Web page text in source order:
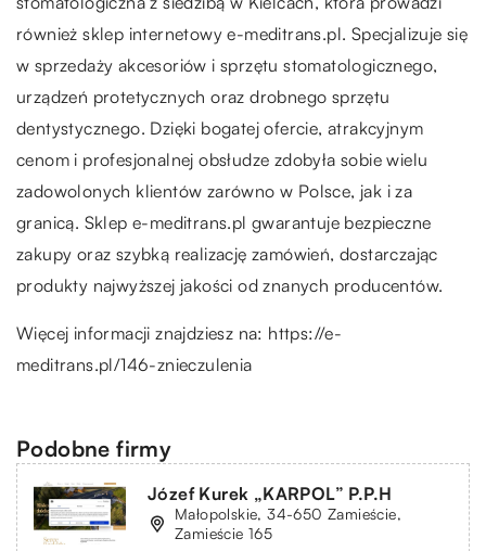
również sklep internetowy e-meditrans.pl. Specjalizuje się
w sprzedaży akcesoriów i sprzętu stomatologicznego,
urządzeń protetycznych oraz drobnego sprzętu
dentystycznego. Dzięki bogatej ofercie, atrakcyjnym
cenom i profesjonalnej obsłudze zdobyła sobie wielu
zadowolonych klientów zarówno w Polsce, jak i za
granicą. Sklep e-meditrans.pl gwarantuje bezpieczne
zakupy oraz szybką realizację zamówień, dostarczając
produkty najwyższej jakości od znanych producentów.
Więcej informacji znajdziesz na: https://e-
meditrans.pl/146-znieczulenia
Podobne firmy
Józef Kurek „KARPOL” P.P.H
Małopolskie, 34-650 Zamieście,
Zamieście 165